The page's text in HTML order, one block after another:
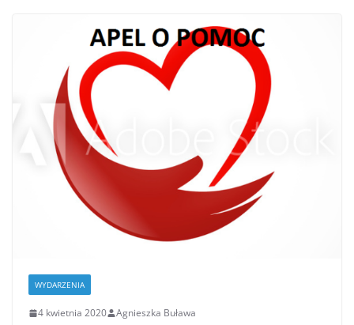
WYDARZENIA
4 kwietnia 2020 Agnieszka Buława